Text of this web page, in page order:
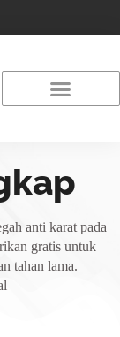
anti karat pada
gratis untuk
tahan lama.